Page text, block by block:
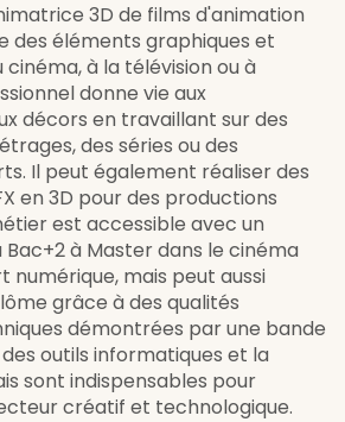
3D de films d'animation
des éléments graphiques et
cinéma, à la télévision ou à
donne vie aux
décors en travaillant sur des
des séries ou des
Il peut également réaliser des
en 3D pour des productions
est accessible avec un
à Master dans le cinéma
numérique, mais peut aussi
grâce à des qualités
démontrées par une bande
outils informatiques et la
sont indispensables pour
créatif et technologique.